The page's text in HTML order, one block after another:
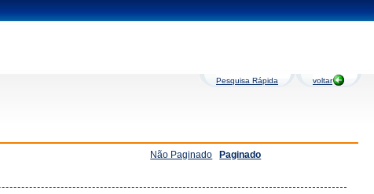
Pesquisa Rápida voltar
Não Paginado Paginado